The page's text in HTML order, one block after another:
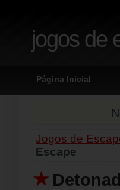
jogos de
Página Inicial
Jogos de
Escape